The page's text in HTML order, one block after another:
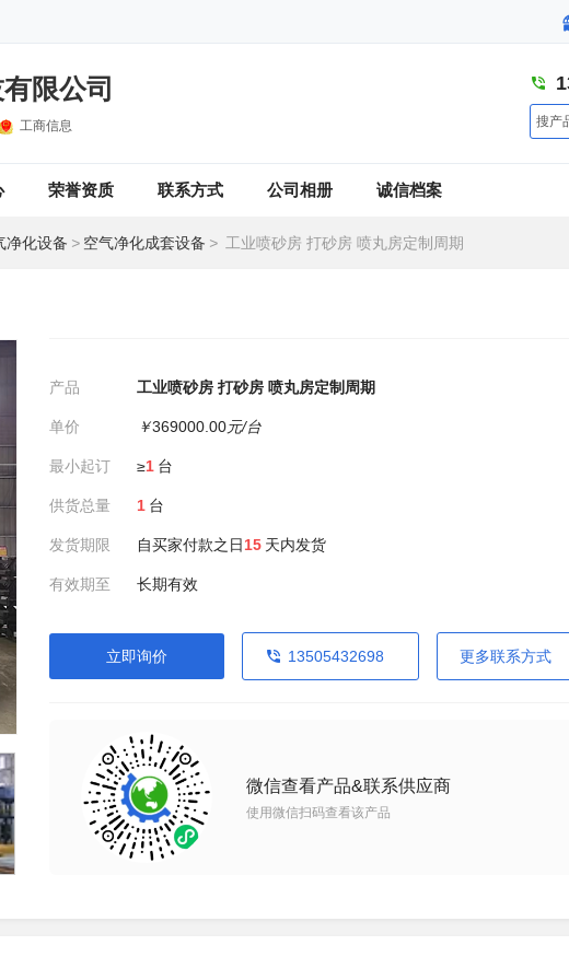
限公司
工商信息 搜产
荣誉资质 联系方式 公司相册 诚信档案
净化设备 > 空气净化成套设备 > 工业喷砂房 打砂房 喷丸房定制周期
产品 工业喷砂房 打砂房 喷丸房定制周期
单价 ￥369000.00元/台
最小起订 ≥1 台
供货总量 1 台
发货期限 自买家付款之日15 天内发货
有效期至 长期有效
立即询价 13505432698 更多联系方式
微信查看产品&联系供应商
使用微信扫码查看该产品